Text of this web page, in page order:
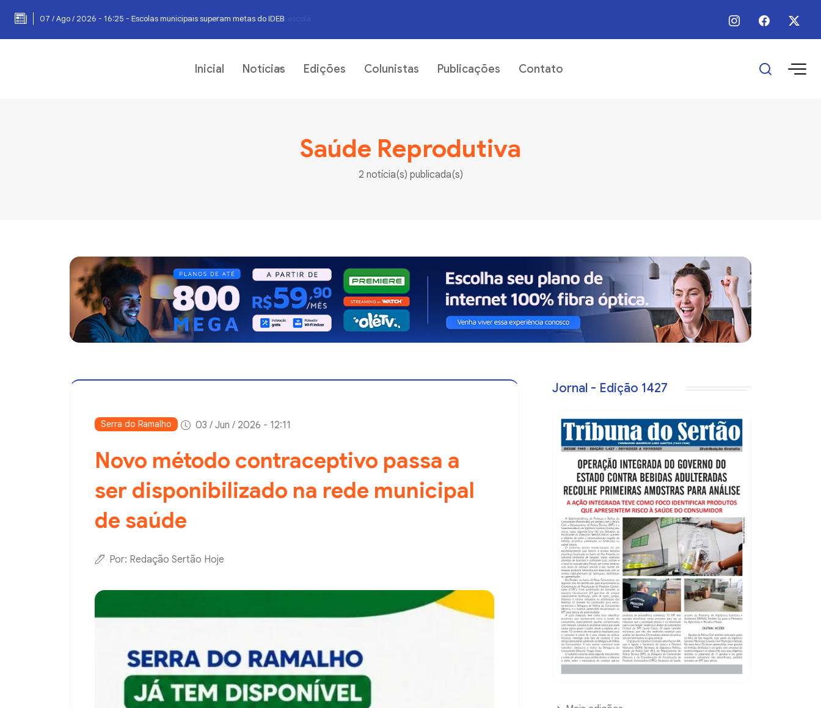
07 / Ago / 2026 - 16:25 - Escolas municipais superam metas do IDEB 06 / Ago / 2026 - 12:00 - Prefeitura divulga programação das
Inicial Notícias Edições Colunistas Publicações Contato
Saúde Reprodutiva
2 notícia(s) publicada(s)
Serra do Ramalho 03 / Jun / 2026 - 12:11
Novo método contraceptivo passa a
ser disponibilizado na rede municipal
de saúde
Por: Redação Sertão Hoje
Jornal - Edição 1427